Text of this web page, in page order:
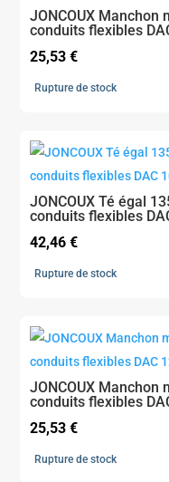
JONCOUX
conduits flexibles
25,53€
Rupture de stock
JONCOUX Té égal
conduits flexibles
42,46€
Rupture de stock
JONCOUX
conduits flexibles
25,53€
Rupture de stock